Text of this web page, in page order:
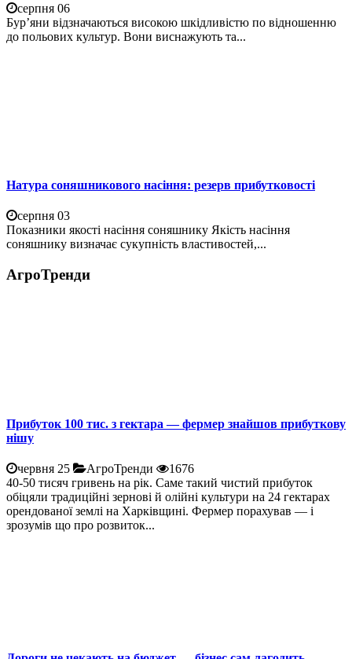
серпня 06
Бур’яни відзначаються високою шкідливістю по відношенню
до польових культур. Вони виснажують та...
Натура соняшникового насіння: резерв прибутковості
серпня 03
Показники якості насіння соняшнику Якість насіння
соняшнику визначає сукупність властивостей,...
АгроТренди
Прибуток 100 тис. з гектара — фермер знайшов прибуткову
нішу
червня 25 АгроТренди
1676
40-50 тисяч гривень на рік. Саме такий чистий прибуток
обіцяли традиційні зернові й олійні культури на 24 гектарах
орендованої землі на Харківщині. Фермер порахував — і
зрозумів що про розвиток...